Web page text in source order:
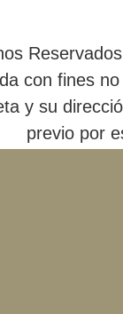
con fines
y su
previo por